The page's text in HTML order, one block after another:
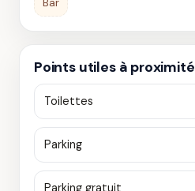
Points utiles à proximité
Toilettes
Parking
Parking gratuit